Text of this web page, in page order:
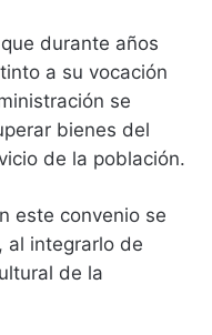
durante años
a su vocación
se
bienes del
de la población.
este convenio se
al integrarlo de
de la